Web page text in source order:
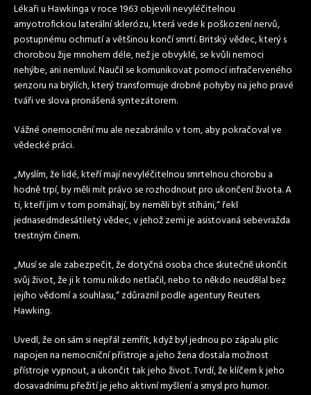
Lékaři u Hawkinga v roce 1963 objevili nevyléčitelnou
amyotrofickou laterální sklerózu, která vede k poškození nervů,
postupnému ochrnutí a většinou končí smrtí. Britský vědec, který s
chorobou žije mnohem déle, než je obvyklé, se kvůli nemoci
nehýbe, ani nemluví. Naučil se komunikovat pomocí infračerveného
senzoru na brýlích, který transformuje drobné pohyby na jeho pravé
tváři ve slova pronášená syntezátorem.
Vážné onemocnění mu ale nezabránilo v tom, aby pokračoval ve
vědecké práci.
„Myslím, že lidé, kteří mají nevyléčitelnou smrtelnou chorobu a
hodně trpí, by měli mít právo se rozhodnout pro ukončení života. A
ti, kteří jim v tom pomáhají, by neměli být stíháni,“ řekl
jednasedmdesátiletý vědec, v jehož zemi je asistovaná sebevražda
trestným činem.
„Musí se ale zabezpečit, že dotyčná osoba chce skutečně ukončit
svůj život, že ji k tomu nikdo netlačil, nebo to někdo neudělal bez
jejího vědomí a souhlasu,“ zdůraznil podle agentury Reuters
Hawking.
Uvedl, že on sám si nepřál zemřít, když byl jednou po zápalu plic
napojen na nemocniční přístroje a jeho žena dostala možnost
přístroje vypnout, a ukončit tak jeho život. Tvrdí, že klíčem k jeho
dosavadnímu přežití je jeho aktivní myšlení a smysl pro humor.